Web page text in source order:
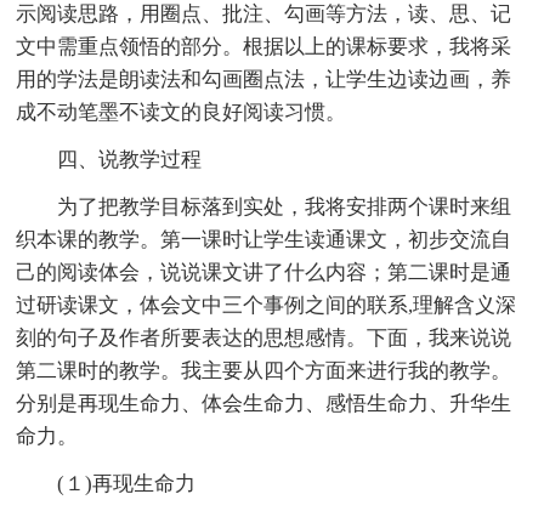
示阅读思路，用圈点、批注、勾画等方法，读、思、记
文中需重点领悟的部分。根据以上的课标要求，我将采
用的学法是朗读法和勾画圈点法，让学生边读边画，养
成不动笔墨不读文的良好阅读习惯。
四、说教学过程
为了把教学目标落到实处，我将安排两个课时来组
织本课的教学。第一课时让学生读通课文，初步交流自
己的阅读体会，说说课文讲了什么内容；第二课时是通
过研读课文，体会文中三个事例之间的联系,理解含义深
刻的句子及作者所要表达的思想感情。下面，我来说说
第二课时的教学。我主要从四个方面来进行我的教学。
分别是再现生命力、体会生命力、感悟生命力、升华生
命力。
(１)再现生命力